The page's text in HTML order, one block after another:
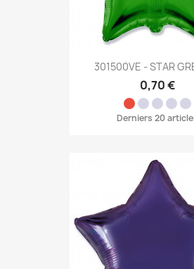
301500VE - STAR
0,70 €
Derniers 20